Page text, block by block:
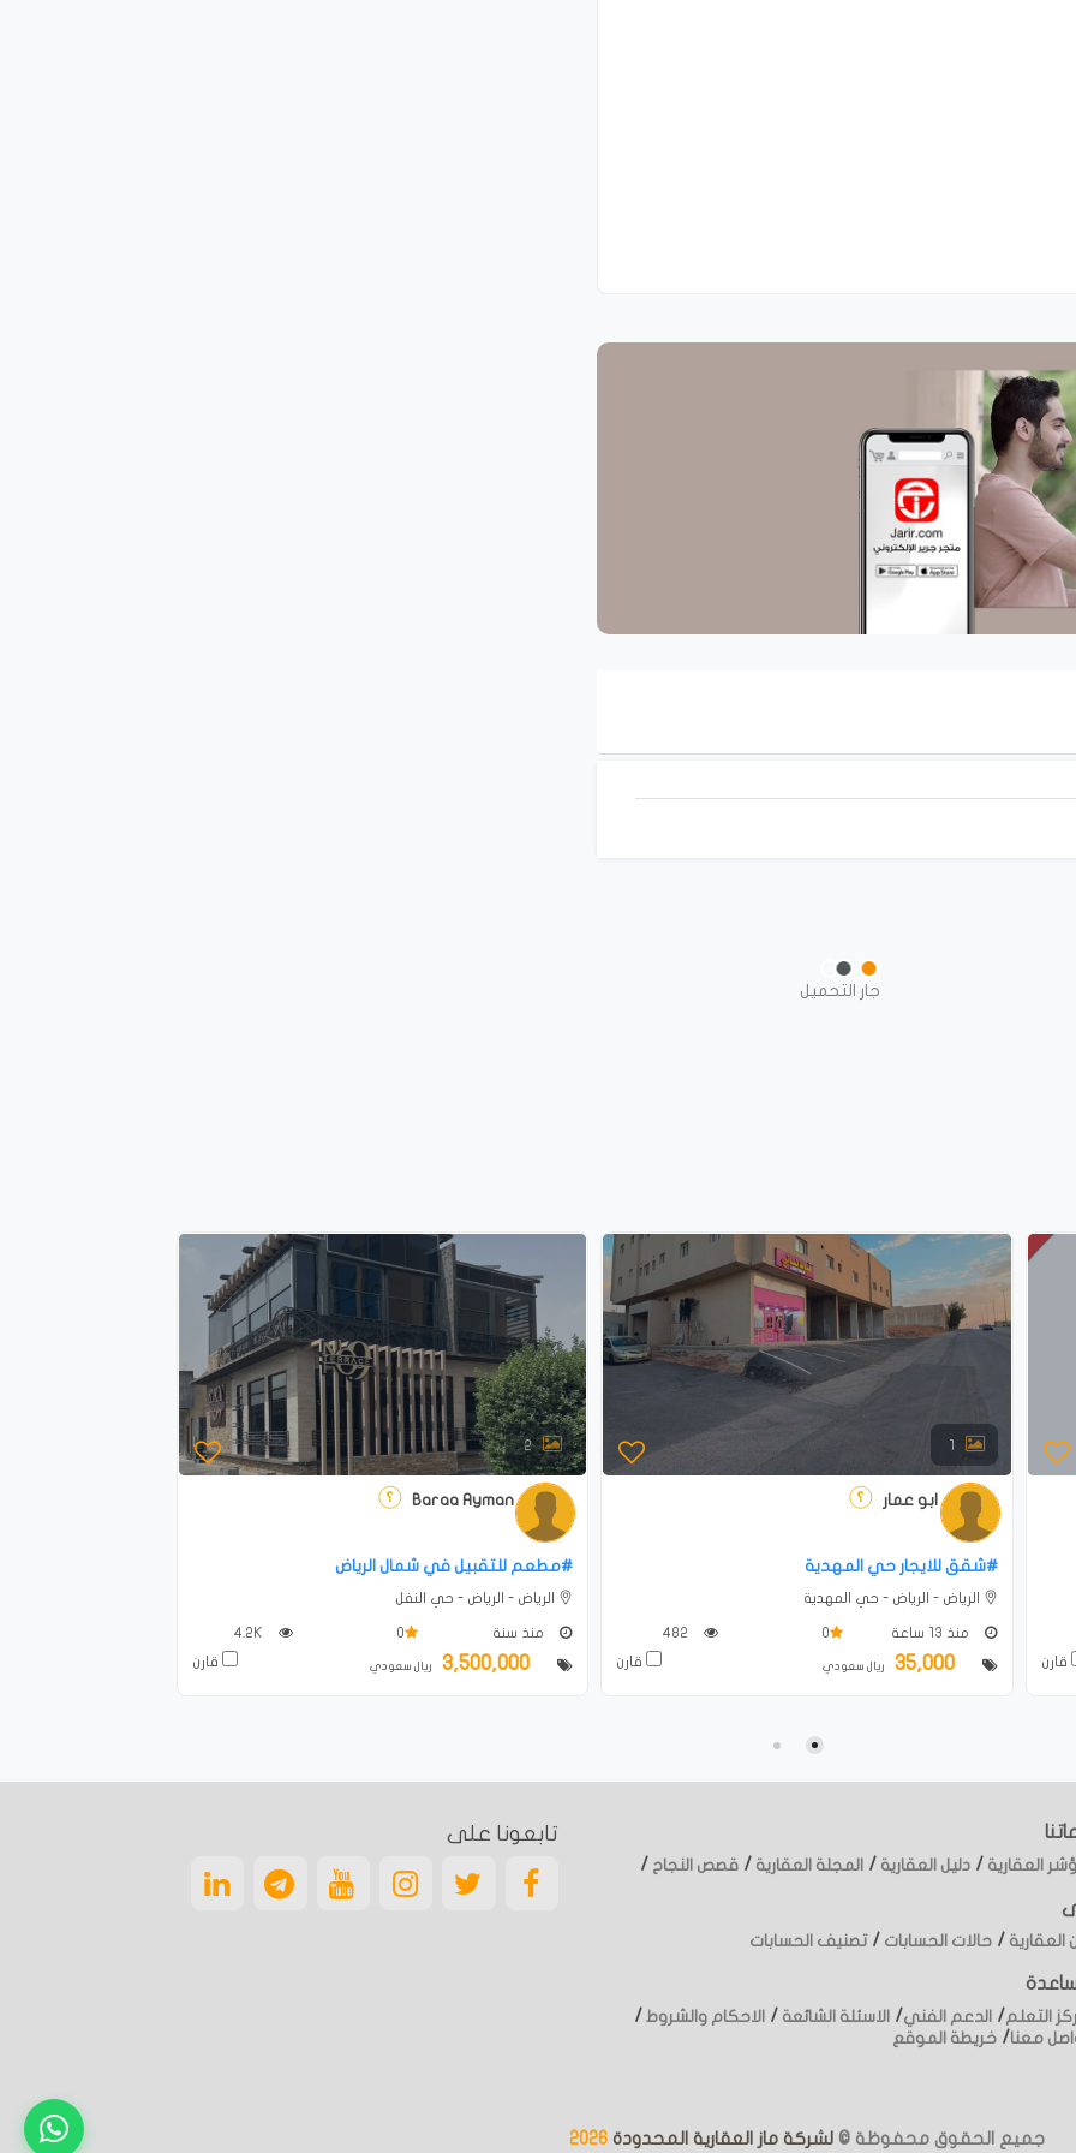
جار التحميل
2
Baraa Ayman
#‎مطعم للتقبيل في شمال الرياض
الرياض - الرياض - حي النفل
منذ سنة 0
3,500,000 ريال سعودي قارن
ابو عمار
#شقق للايجار حي المهدية
الرياض - الرياض - حي المهدية
منذ 13 ساعة 0
35,000 ريال سعودي قارن قارن
العقارية / دليل العقارية / المجلة العقارية / قصص النجاح /
العقارية / حالات الحسابات /تصنيف الحسابات
التعلم/ الدعم الفني/ الاسئلة الشائعة / الاحكام والشروط /
معنا/ خريطة الموقع
تابعونا على
جميع الحقوق محفوظة © لشركة ماز العقارية المحدودة 2026